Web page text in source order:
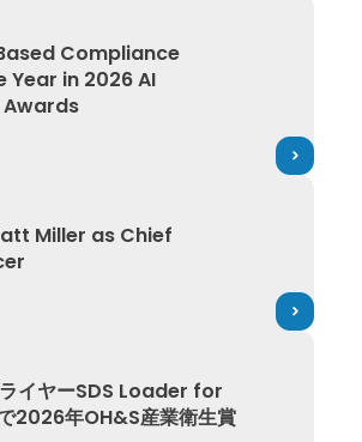
Compliance
in 2026 AI
Compliance Solution of the Year
Miller as Chief
Miller as Chief Financial Officer
イヤーSDS Loader for
2026年OH&S産業衛生賞
イヤーSDS Loader for SAP、SDS管理